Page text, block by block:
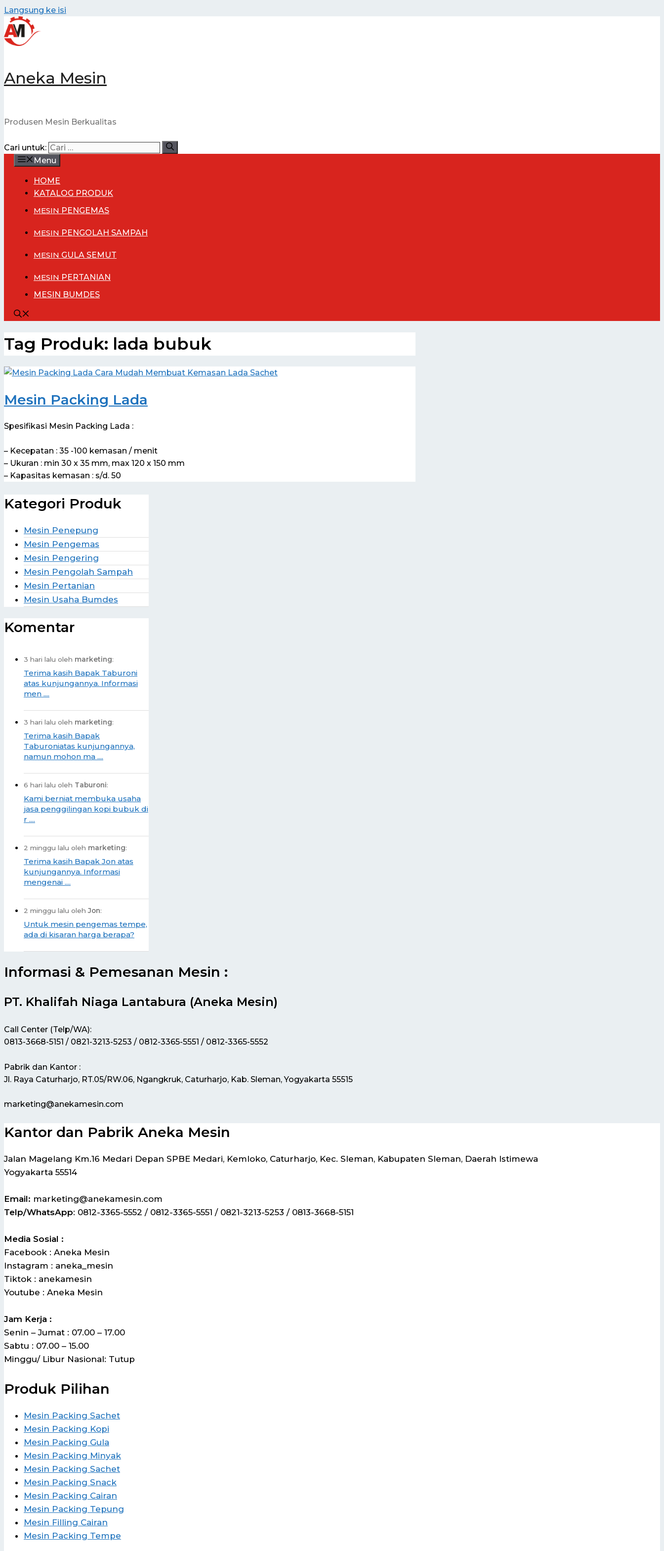
Langsung ke isi
Aneka Mesin
Produsen Mesin Berkualitas
Cari untuk:
Menu
HOME
KATALOG PRODUK
MESIN PENGEMAS
MESIN PENGOLAH SAMPAH
MESIN GULA SEMUT
MESIN PERTANIAN
MESIN BUMDES
Tag Produk: lada bubuk
Mesin Packing Lada
Spesifikasi Mesin Packing Lada :
– Kecepatan : 35 -100 kemasan / menit
– Ukuran : min 30 x 35 mm, max 120 x 150 mm
– Kapasitas kemasan : s/d. 50
Kategori Produk
Mesin Penepung
Mesin Pengemas
Mesin Pengering
Mesin Pengolah Sampah
Mesin Pertanian
Mesin Usaha Bumdes
Komentar
3 hari lalu oleh marketing:
Terima kasih Bapak Taburoni
atas kunjungannya. Informasi
men ....
3 hari lalu oleh marketing:
Terima kasih Bapak
Taburoniatas kunjungannya,
namun mohon ma ....
6 hari lalu oleh Taburoni:
Kami berniat membuka usaha
jasa penggilingan kopi bubuk di
r ....
2 minggu lalu oleh marketing:
Terima kasih Bapak Jon atas
kunjungannya. Informasi
mengenai ....
2 minggu lalu olehJon:
Untuk mesin pengemas tempe,
ada di kisaran harga berapa?
Informasi & Pemesanan Mesin :
PT. Khalifah Niaga Lantabura (Aneka Mesin)
Call Center (Telp/WA):
0813-3668-5151 / 0821-3213-5253 / 0812-3365-5551 / 0812-3365-5552
Pabrik dan Kantor :
Jl. Raya Caturharjo, RT.05/RW.06, Ngangkruk, Caturharjo, Kab. Sleman, Yogyakarta 55515
marketing@anekamesin.com
Kantor dan Pabrik Aneka Mesin
Jalan Magelang Km.16 Medari Depan SPBE Medari, Kemloko, Caturharjo, Kec. Sleman, Kabupaten Sleman, Daerah Istimewa
Yogyakarta 55514
Email: marketing@anekamesin.com
Telp/WhatsApp: 0812-3365-5552 / 0812-3365-5551 / 0821-3213-5253 / 0813-3668-5151
Media Sosial :
Facebook : Aneka Mesin
Instagram : aneka_mesin
Tiktok : anekamesin
Youtube : Aneka Mesin
Jam Kerja :
Senin – Jumat : 07.00 – 17.00
Sabtu : 07.00 – 15.00
Minggu/ Libur Nasional: Tutup
Produk Pilihan
Mesin Packing Sachet
Mesin Packing Kopi
Mesin Packing Gula
Mesin Packing Minyak
Mesin Packing Sachet
Mesin Packing Snack
Mesin Packing Cairan
Mesin Packing Tepung
Mesin Filling Cairan
Mesin Packing Tempe